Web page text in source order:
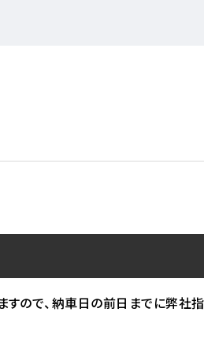
ので、納車日の前日までに弊社